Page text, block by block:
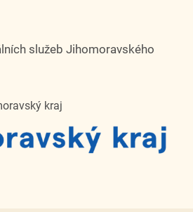
služeb Jihomoravského
kraj